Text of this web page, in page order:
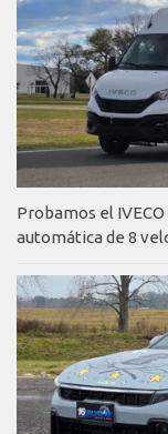
Probamos el
automática de 8